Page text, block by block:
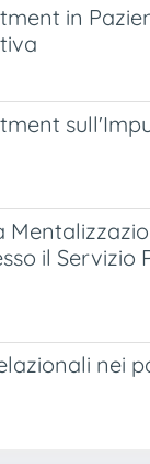
in
il Servizio
nei